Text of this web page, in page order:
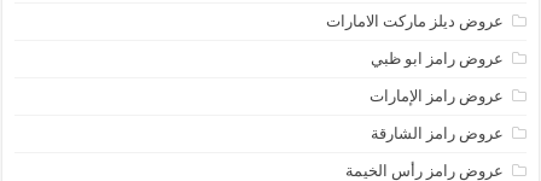
عروض ديلز ماركت الامارات
عروض رامز ابو ظبي
عروض رامز الإمارات
عروض رامز الشارقة
عروض رامز رأس الخيمة